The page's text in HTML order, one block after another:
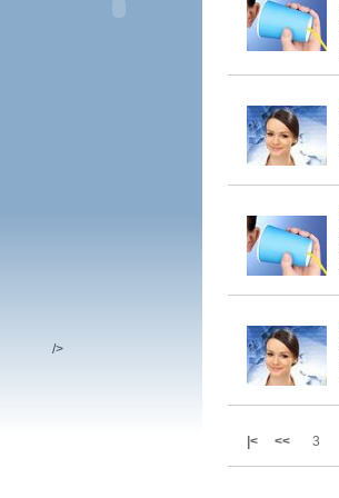
|< << 3
/>